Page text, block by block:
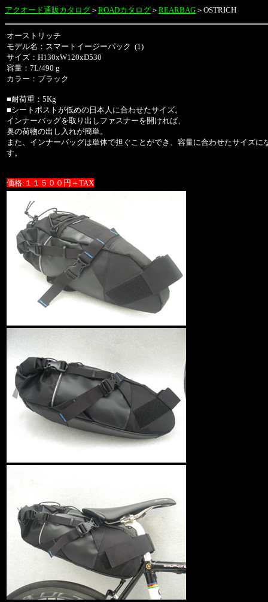
アクオード通販カタログ ＞ ROADカタログ ＞ REARBAG ＞ OSTRICH
オーストリッチ
モデル名：スマートイージーパック (1)
サイズ：H130xW120xD530
容量：7L/490 g
カラー：ブラック
■耐荷重：5Kg
■シートポストが低めの日本人に合わせたサイズ。
インナーバッグを取り出しファスナーを開ければ、
奥の荷物の出し入れが簡単。
また、インナーバッグは単体で担ぐことができ、容量に合わせたサイズに
す。
価格:１１５００円＋TAX